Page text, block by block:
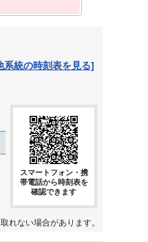
系統の時刻表を見る]
スマートフォン・携
帯電話から時刻表を
確認できます
れない場合があります。